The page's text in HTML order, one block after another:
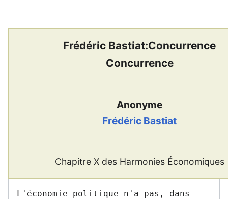
Frédéric Bastiat:Concurrence
Concurrence
Anonyme
Frédéric Bastiat
Chapitre X des Harmonies Économiques
L'économie politique n'a pas, dans